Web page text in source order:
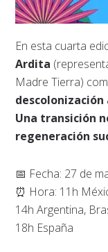
En esta cuarta
Ardita
Madre Tierra)
Una transición
regeneración
📅 Fecha: 27 de
⏰️ Hora: 11h
14h Argentina,
18h España